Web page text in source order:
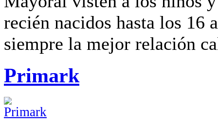
recién nacidos hasta los 16
siempre la mejor relación
Primark